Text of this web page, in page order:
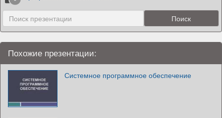
Похожие презентации:
Системное программное обеспечение